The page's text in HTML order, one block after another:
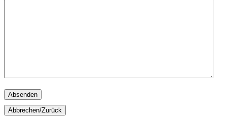
Absenden
Abbrechen/Zurück